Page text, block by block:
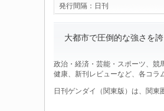
発行間隔： 日刊
大都市で圧倒的な強さを
政治・経済・芸能・スポーツ、競
健康、新刊レビューなど、各コラ
日刊ゲンダイ（関東版）は、関